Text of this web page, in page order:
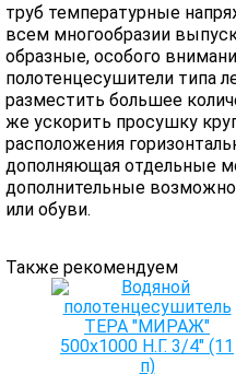
труб температурные
всем многообразии
образные, особого
полотенцесушители типа
разместить большее
же ускорить просушку
расположения
дополняющая отдельные
дополнительные
или обуви.
Также рекомендуем